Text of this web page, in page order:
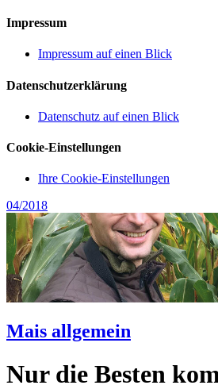
Impressum
Impressum auf einen Blick
Datenschutzerklärung
Datenschutz auf einen Blick
Cookie-Einstellungen
Ihre Cookie-Einstellungen
04/2018
Mais allgemein
Nur die Besten